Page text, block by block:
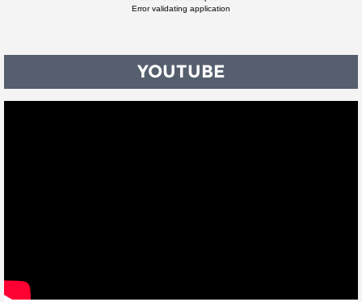
Error validating application
YOUTUBE